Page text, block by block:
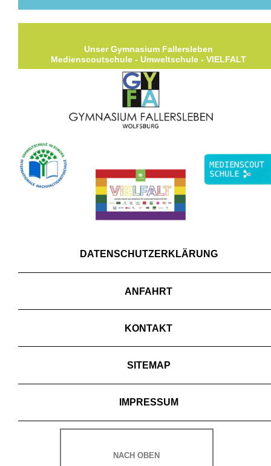
Unser Gymnasium Fallersleben
Medienscoutschule - Umweltschule - VIELFALT
DATENSCHUTZERKLÄRUNG
ANFAHRT
KONTAKT
SITEMAP
IMPRESSUM
NACH OBEN